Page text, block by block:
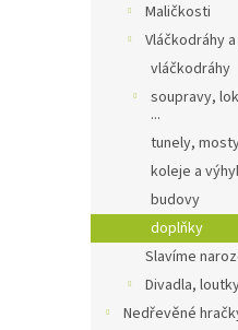
Maličkosti
Vláčkodráhy
vláčkodráhy
soupravy,
...
tunely,
koleje a
budovy
doplňky
Slavíme
Divadla,
Nedřevěné